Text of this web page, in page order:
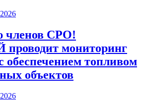
членов СРО!
мониторинг
обеспечением топливом
объектов